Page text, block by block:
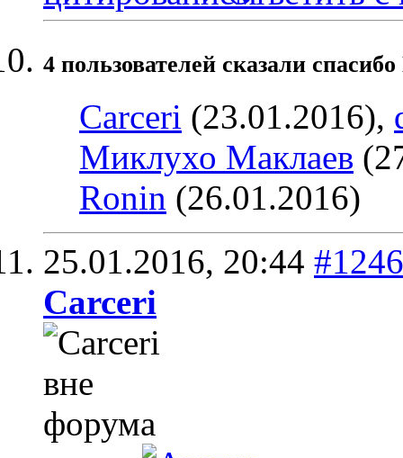
4 пользователей сказали
Carceri (23.01.2016),
Миклухо Маклаев
Ronin (26.01.2016)
25.01.2016, 20:44 #1246
Carceri